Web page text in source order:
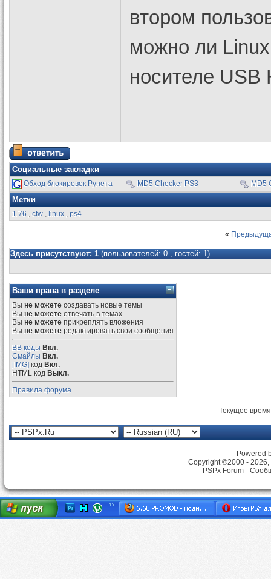
втором
можно ли
носителе USB
Социальные закладки
Обход блокировок Рунета MD5 Checker PS3 MD5
Метки
1.76 , cfw , linux , ps4
«
Здесь присутствуют: 1 (пользователей: 0 , гостей: 1)
Ваши права в разделе
Вы не можете создавать новые темы
Вы не можете отвечать в темах
Вы не можете прикреплять вложения
Вы не можете редактировать свои сообщения
BB коды Вкл.
Смайлы Вкл.
[IMG] код Вкл.
HTML код Выкл.
Правила форума
Текущее
Powered
Copyright ©2000 -
PSPx Forum -